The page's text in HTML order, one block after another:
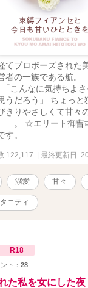
てプロポーズされた
者の一族である航。
こんなに気持ちよ
うだろう」 ちょっ
きりやさしくて甘々
。 ☆エリート御曹
。
122,117 | 最終更新日
溺愛 甘々
ニティ
R18
ト： 28
た私を女にした夜